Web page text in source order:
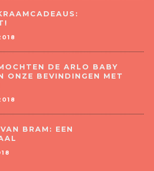
DE ARLO BABY
ONZE BEVINDINGEN MET
BRAM: EEN